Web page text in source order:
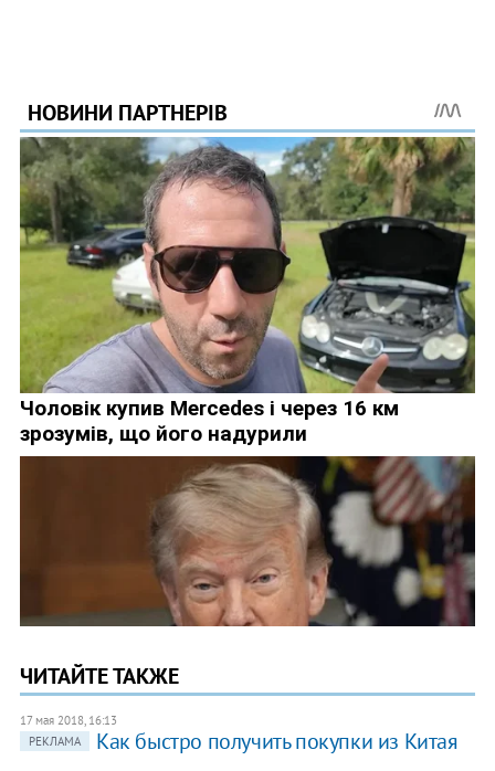
ЧИТАЙТЕ ТАКЖЕ
17 мая 2018, 16:13
РЕКЛАМА
Как быстро получить покупки из Китая